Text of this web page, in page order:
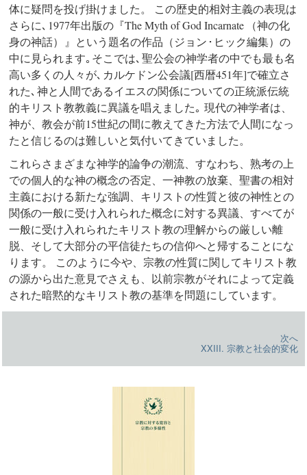
体に疑問を投げ掛けました。 この歴史的相対主義の表現は
さらに､ 1977年出版の『The Myth of God Incarnate （神の化
身の神話） 』という題名の作品（ジョン ･ ヒック編集）の
中に見られます｡ そこでは､ 聖公会の神学者の中でも最も名
高い多くの人々が､ カルケドン公会議[西暦451年]で確立さ
れた､ 神と人間であるイエスの関係についての正統派伝統
的キリスト教教義に異議を唱えました｡ 現代の神学者は、
神が、教会が前15世紀の間に教えてきた方法で人間になっ
たと信じるのは難しいと気付いてきていました。
これらさまざまな神学的論争の潮流、すなわち、熟考の上
での個人的な神の概念の否定、一神教の放棄、聖書の相対
主義における新たな強調、キリストの性質と彼の神性との
関係の一般に受け入れられた概念に対する異議、すべてが
一般に受け入れられたキリスト教の理解からの厳しい離
脱、そして大部分の平信徒たちの信仰へと帰することにな
ります。 このように今や、宗教の性質に関してキリスト教
の源から出た意見でさえも、以前宗教がそれによって定義
された暗黙的なキリスト教の基準を問題にしています。
次へ
XXIII. 宗教と社会的変化